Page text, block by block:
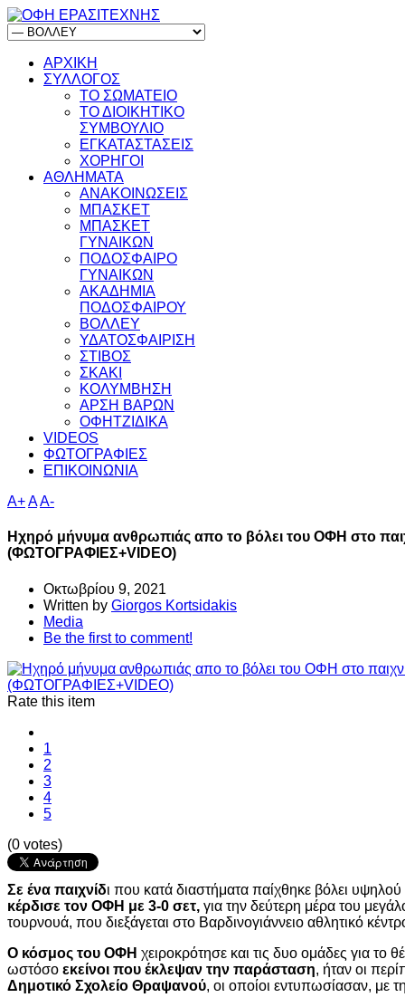
ΑΡΧΙΚΗ
ΣΥΛΛΟΓΟΣ
ΤΟ ΣΩΜΑΤΕΙΟ
ΤΟ ΔΙΟΙΚΗΤΙΚΟ
ΣΥΜΒΟΥΛΙΟ
ΕΓΚΑΤΑΣΤΑΣΕΙΣ
ΧΟΡΗΓΟΙ
ΑΘΛΗΜΑΤΑ
ΑΝΑΚΟΙΝΩΣΕΙΣ
ΜΠΑΣΚΕΤ
ΜΠΑΣΚΕΤ
ΓΥΝΑΙΚΩΝ
ΠΟΔΟΣΦΑΙΡΟ
ΓΥΝΑΙΚΩΝ
ΑΚΑΔΗΜΙΑ
ΠΟΔΟΣΦΑΙΡΟΥ
ΒΟΛΛΕΥ
ΥΔΑΤΟΣΦΑΙΡΙΣΗ
ΣΤΙΒΟΣ
ΣΚΑΚΙ
ΚΟΛΥΜΒΗΣΗ
ΑΡΣΗ ΒΑΡΩΝ
ΟΦΗΤΖΙΔΙΚΑ
VIDEOS
ΦΩΤΟΓΡΑΦΙΕΣ
ΕΠΙΚΟΙΝΩΝΙΑ
A+AA-
Ηχηρό μήνυμα ανθρωπιάς απο το βόλει του ΟΦΗ στο
(ΦΩΤΟΓΡΑΦΙΕΣ+VIDEO)
Οκτωβρίου 9, 2021
Written by Giorgos Kortsidakis
Media
Be the first to comment!
Rate this item
1
2
3
4
5
(0 votes)
Σε ένα παιχνίδι που κατά διαστήματα παίχθηκε βόλει
κέρδισε τον ΟΦΗ με 3-0 σετ, για την δεύτερη μέρα του
τουρνουά, που διεξάγεται στο Βαρδινογιάννειο αθλητικό
Ο κόσμος του ΟΦΗ χειροκρότησε και τις δυο ομάδες για το
ωστόσο εκείνοι που έκλεψαν την παράσταση, ήταν οι
Δημοτικό Σχολείο Θραψανού, οι οποίοι εντυπωσίασαν, με